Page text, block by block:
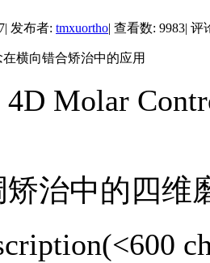
| 发布者: tmxuortho| 查看数: 9983| 评
横向错合矫治中的应用
Molar
矫治中的四维